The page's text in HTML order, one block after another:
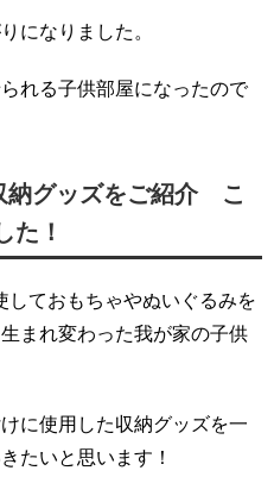
になりました。
れる子供部屋になったので
納グッズをご紹介 こ
た！
しておもちゃやぬいぐるみを
まれ変わった我が家の子供
に使用した収納グッズを一
たいと思います！